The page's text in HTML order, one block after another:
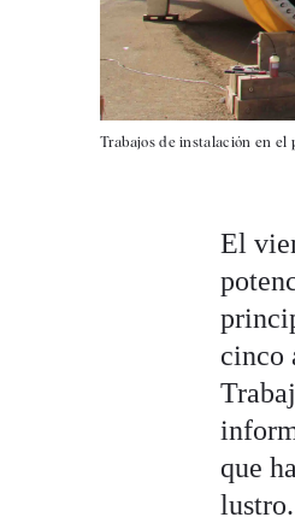
Trabajos de instalación en el
El
cinco
que
lustro.